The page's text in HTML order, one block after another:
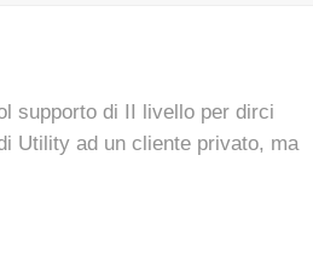
supporto di II livello per dirci
Utility ad un cliente privato, ma